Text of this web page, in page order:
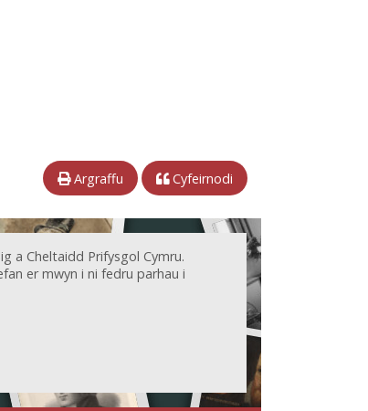
Argraffu Cyfeirnodi
a Cheltaidd Prifysgol Cymru.
er mwyn i ni fedru parhau i